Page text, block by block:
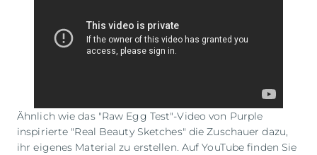
Ähnlich wie das "Raw Egg Test"-Video von Purple
inspirierte "Real Beauty Sketches" die Zuschauer dazu,
ihr eigenes Material zu erstellen. Auf YouTube finden Sie